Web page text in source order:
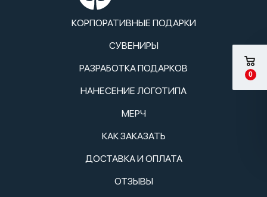
КОРПОРАТИВНЫЕ ПОДАРКИ
СУВЕНИРЫ
РАЗРАБОТКА ПОДАРКОВ
НАНЕСЕНИЕ ЛОГОТИПА
МЕРЧ
КАК ЗАКАЗАТЬ
ДОСТАВКА И ОПЛАТА
ОТЗЫВЫ
0